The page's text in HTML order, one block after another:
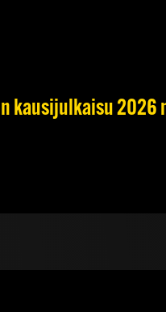
kausijulkaisu 2026